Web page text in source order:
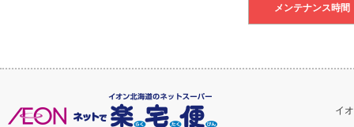
メンテナンス時間
イ